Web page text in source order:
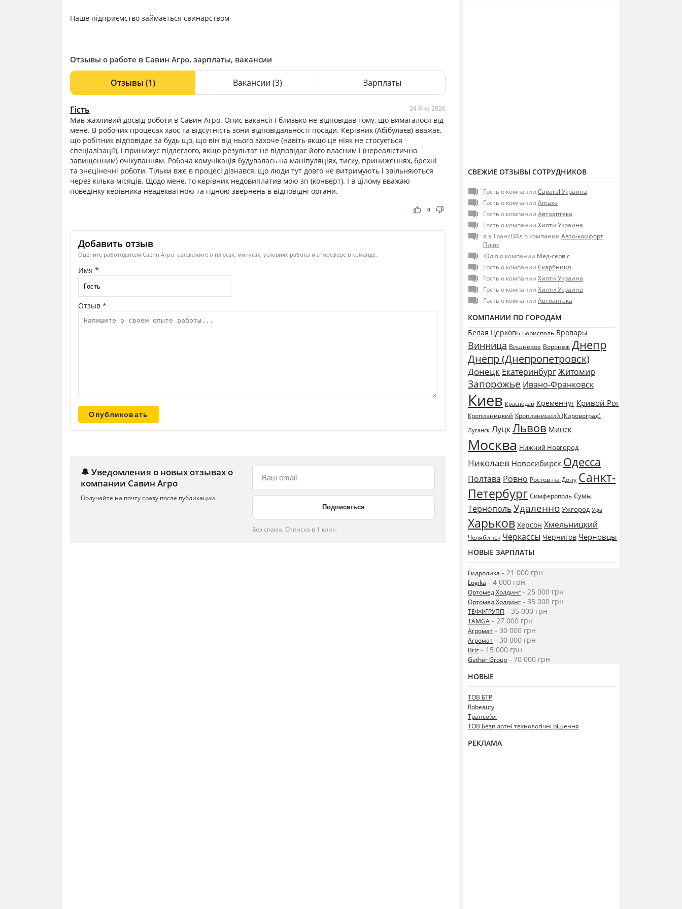
Наше підприємство займається свинарством
Отзывы о работе в Савин Агро, зарплаты, вакансии
Отзывы (1) Вакансии (3) Зарплаты
Гість 24 Янв 2026
Мав жахливий досвід роботи в Савин Агро. Опис вакансії і близько не відповідав тому, що вимагалося від
мене. В робочих процесах хаос та відсутність зони відповідальності посади. Керівник (Абібулаєв) вважає,
що робітник відповідає за будь що, що він від нього захоче (навіть якщо це ніяк не стосується
спеціалізації), і принижує підлеглого, якщо результат не відповідає його власним і (нереалістично
завищенним) очікуванням. Робоча комунікація будувалась на маніпуляціях, тиску, приниженнях, брехні
та знеціненні роботи. Тільки вже в процесі дізнався, що люди тут довго не витримують і звільняються
через кілька місяців. Щодо мене, то керівник недовиплатив мою зп (конверт). І в цілому вважаю
поведінку керівника неадекватною та гідною звернень в відповідні органи.
thumb_up thumb_down
0
Добавить отзыв
Оцените работодателя Савин Агро: расскажите о плюсах, минусах, условиях работы и атмосфере в команде.
Имя *
Отзыв *
🔔 Уведомления о новых отзывах о
компании Савин Агро
Получайте на почту сразу после публикации
Без спама. Отписка в 1 клик.
СВЕЖИЕ ОТЗЫВЫ СОТРУДНИКОВ
Гость о компании Caparol Украина
Гость о компании Amaxa
Гость о компании Автоаптека
Гость о компании Хилти Украина
я з ТрансОйл о компании Авто-комфорт
Плюс
Юлія о компании Мед-сервіс
Гость о компании Скарбниця
Гость о компании Хилти Украина
Гость о компании Хилти Украина
Гость о компании Автоаптека
КОМПАНИИ ПО ГОРОДАМ
Белая Церковь Борисполь Бровары
Винница Вишневое Воронеж Днепр
Днепр (Днепропетровск)
Донецк ЕкатеринбургЖитомир
Запорожье Ивано-Франковск
Киев Краснодар Кременчуг Кривой Рог
Кропивницкий Кропивницкий (Кировоград)
Луганск ЛуцкЛьвов Минск
Москва Нижний Новгород
Николаев Новосибирск Одесса
Полтава Ровно Ростов-на-Дону Санкт-
Петербург Симферополь Сумы
ТернопольУдаленно Ужгород Уфа
Харьков Херсон Хмельницкий
Челябинск Черкассы Чернигов Черновцы
НОВЫЕ ЗАРПЛАТЫ
Гидролика - 21 000 грн
Logika - 4 000 грн
Ортомед Холдинг - 25 000 грн
Ортомед Холдинг - 35 000 грн
ТЕФФГРУПП - 35 000 грн
TAMGA - 27 000 грн
Агромат - 30 000 грн
Агромат - 30 000 грн
Briz - 15 000 грн
Gether Group - 70 000 грн
НОВЫЕ
ТОВ БТР
Robeauty
Трансойл
ТОВ Безпілотні технологічні рішення
РЕКЛАМА